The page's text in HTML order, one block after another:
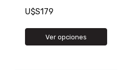
U$S179
Ver opciones